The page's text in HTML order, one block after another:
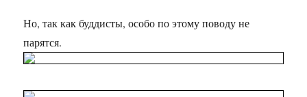
Но, так как буддисты, особо по этому поводу не
парятся.